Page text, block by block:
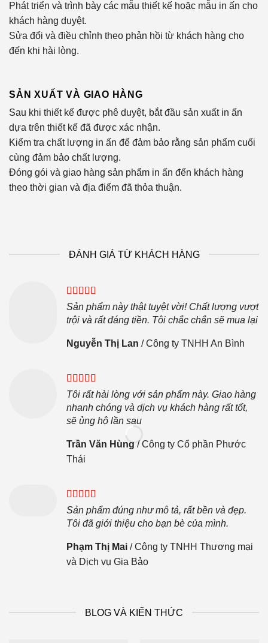
Phát triển và trình bày các mẫu thiết kế hoặc mẫu in ấn cho
khách hàng duyệt.
Sửa đổi và điều chỉnh theo phản hồi từ khách hàng cho
đến khi hài lòng.
SẢN XUẤT VÀ GIAO HÀNG
Sau khi thiết kế được phê duyệt, bắt đầu sản xuất in ấn
dựa trên thiết kế đã được xác nhận.
Kiểm tra chất lượng in ấn để đảm bảo rằng sản phẩm cuối
cùng đảm bảo chất lượng.
Đóng gói và giao hàng sản phẩm in ấn đến khách hàng
theo thời gian và địa điểm đã thỏa thuận.
ĐÁNH GIÁ TỪ KHÁCH HÀNG
Sản phẩm này thật tuyệt vời! Chất lượng vượt
trội và rất đáng tiền. Tôi chắc chắn sẽ mua lại
Nguyễn Thị Lan /Công ty TNHH An Bình
Tôi rất hài lòng với sản phẩm này. Giao hàng
nhanh chóng và dịch vụ khách hàng rất tốt,
sẽ ủng hộ lần sau
Trần Văn Hùng /Công ty Cổ phần Phước
Thái
Sản phẩm đúng như mô tả, rất bền và đẹp.
Tôi đã giới thiệu cho bạn bè của mình.
Phạm Thị Mai /Công ty TNHH Thương mại
và Dịch vụ Gia Bảo
BLOG VÀ KIẾN THỨC